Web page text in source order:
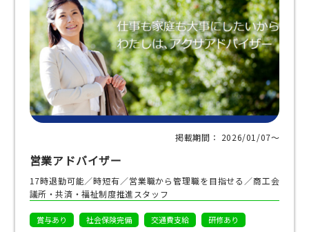
掲載期間： 2026/01/07〜
営業アドバイザー
17時退勤可能／時短有／営業職から管理職を目指せる／商工会
議所・共済・福祉制度推進スタッフ
賞与あり 社会保険完備 交通費支給
研修あり